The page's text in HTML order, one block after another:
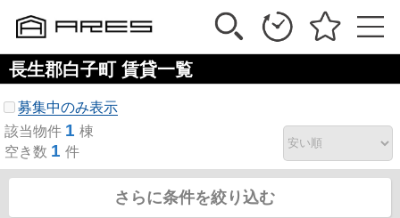
長生郡白子町 賃貸一覧
募集中のみ表示
該当物件 1 棟
空き数 1 件
さらに条件を絞り込む